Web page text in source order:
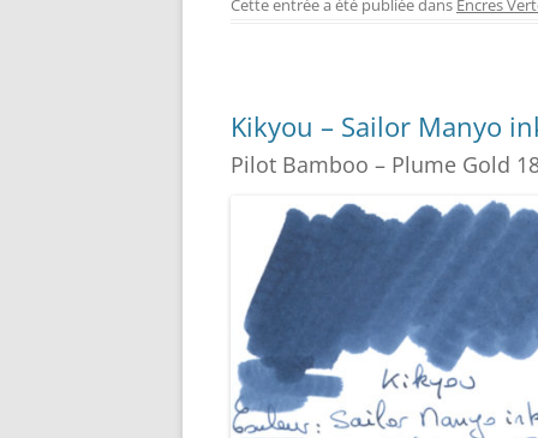
c
o
o
k
er itt ss
g
er
Cette entrée a été publiée dans Encres
Kikyou – Sailor Manyo
Pilot Bamboo – Plume Gold